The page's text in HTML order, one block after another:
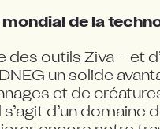
mondial de la
des outils Ziva – et
un solide
et de
d’un